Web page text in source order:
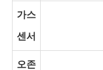
가스
센서
오존